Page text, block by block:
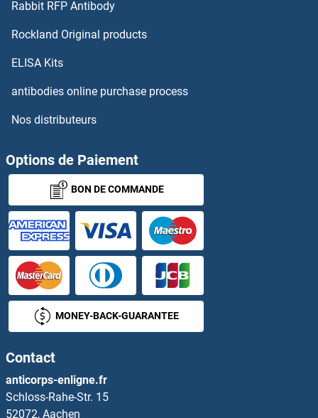
SLC25A16 Anticorps
SLC25A17 Anticorps
SLC25A18 Anticorps
SLC25A19 Anticorps
SLC25A2 Anticorps
SLC25A20 Anticorps
SLC25A21 Anticorps
SLC25A22 Anticorps
SLC25A23 Anticorps
SLC25A24 Anticorps
SLC25A25 Anticorps
Rabbit RFP Antibody
Rockland Original products
ELISA Kits
antibodies online purchase process
Nos distributeurs
Options de Paiement
BON DE COMMANDE
MONEY-BACK-GUARANTEE
Contact
anticorps-enligne.fr
Schloss-Rahe-Str. 15
52072, Aachen